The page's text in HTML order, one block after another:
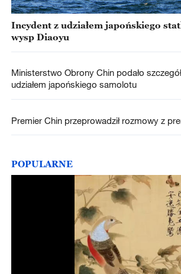
Incydent z udziałem japońskiego
wysp Diaoyu
Ministerstwo Obrony Chin podało
udziałem japońskiego samolotu
Premier Chin przeprowadził rozmowy z
POPULARNE